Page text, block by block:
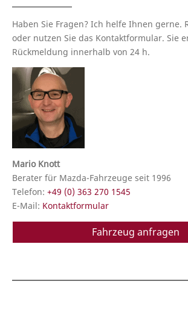
Haben Sie Fragen? Ich helfe Ihnen gerne.
oder nutzen Sie das Kontaktformular. Sie
Rückmeldung innerhalb von 24 h.
Mario Knott
Berater für Mazda-Fahrzeuge seit 1996
Telefon: +49 (0) 363 270 1545
E-Mail: Kontaktformular
Fahrzeug anfragen